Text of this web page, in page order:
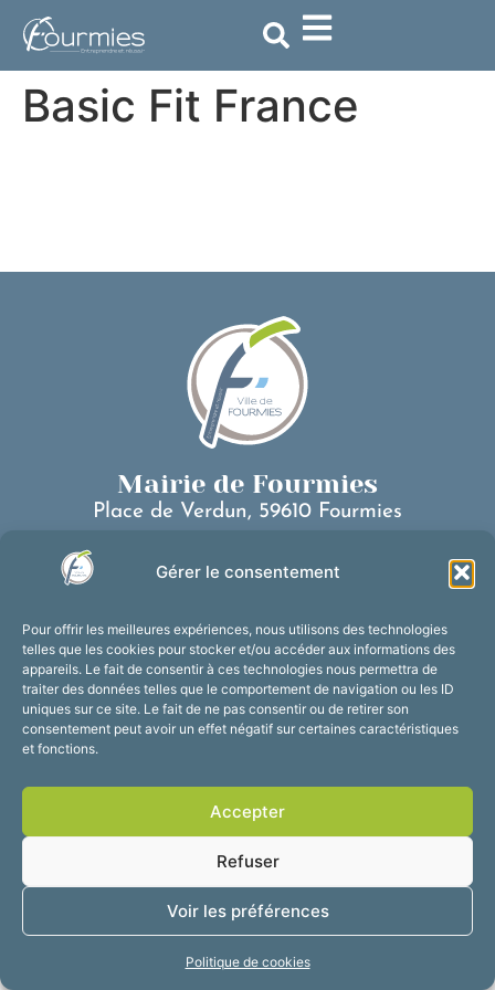
Gérer le consentement
Pour offrir les meilleures expériences, nous utilisons des technologies
telles que les cookies pour stocker et/ou accéder aux informations des
appareils. Le fait de consentir à ces technologies nous permettra de
traiter des données telles que le comportement de navigation ou les ID
uniques sur ce site. Le fait de ne pas consentir ou de retirer son
consentement peut avoir un effet négatif sur certaines caractéristiques
et fonctions.
Accepter
Refuser
Voir les préférences
Politique de cookies
principal
Basic Fit France
Mairie de Fourmies
Place de Verdun, 59610 Fourmies
Nous contacter
Du lundi au vendredi :
de 8h30 à 12h et de 13h30 à 17h30
Suivez-nous !
Mentions légales
Plan du site
Confidentialité
2025 © Propulsé par
Utopia